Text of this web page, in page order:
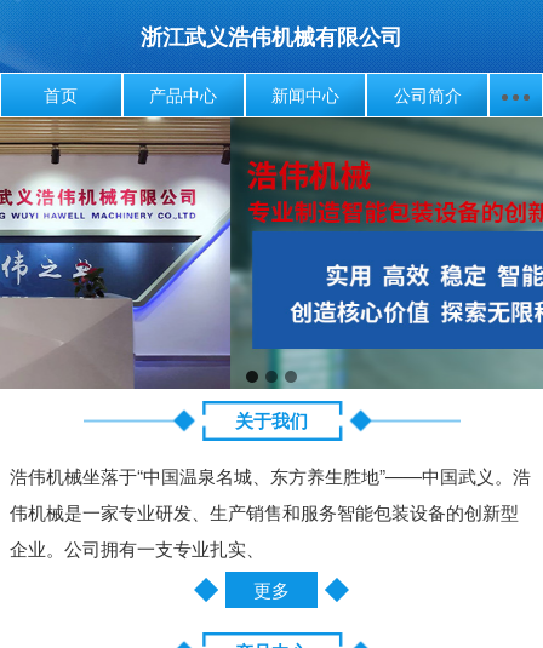
浙江武义浩伟机械有限公司
首页 产品中心 新闻中心 公司简介
关于我们
浩伟机械坐落于“中国温泉名城、东方养生胜地”——中国武义。浩
伟机械是一家专业研发、生产销售和服务智能包装设备的创新型
企业。公司拥有一支专业扎实、
更多